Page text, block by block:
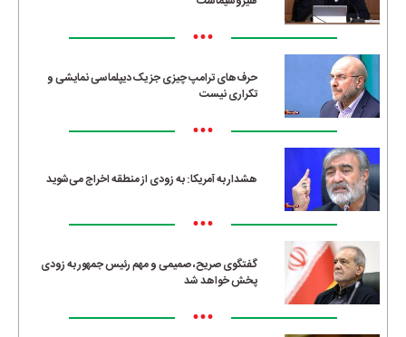
•••
حرف‌های ترامپ چیزی جز یک دیپلماسی نمایشی و
تکراری نیست
•••
هشدار به آمریکا: به زودی از منطقه اخراج می‌شوید
•••
گفتگوی صریح، صمیمی و مهم رئیس جمهور به زودی
پخش خواهد شد
•••